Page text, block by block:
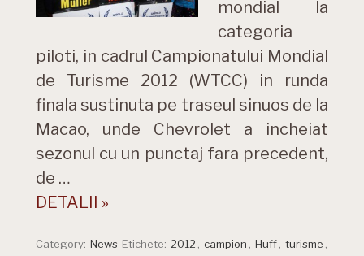
mondial la
categoria
piloti, in cadrul Campionatului Mondial
de Turisme 2012 (WTCC) in runda
finala sustinuta pe traseul sinuos de la
Macao, unde Chevrolet a incheiat
sezonul cu un punctaj fara precedent,
de …
DETALII »
Category: News Etichete: 2012 campion Huff turisme